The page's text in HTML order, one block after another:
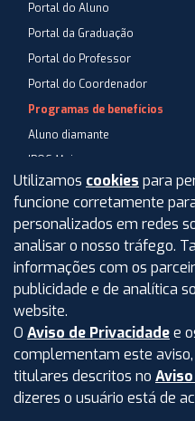
Portal do Aluno
Portal da Graduação
Portal do Professor
Portal do Coordenador
Programas de benefícios
Aluno diamante
IPOG Mais
Blog
Central de Atendimento
Perguntas Frequentes
Aviso de privacidade
Termos de uso
Intranet
IPOG - Instituto de
Utilizamos cookies para
funcione corretamente
personalizados em redes
analisar o nosso tráfego.
informações com os
publicidade e de analítica
website.
O Aviso de Privacidadee
complementam este
titulares descritos no
dizeres o usuário está de